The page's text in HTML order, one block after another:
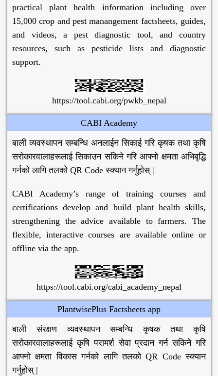
practical plant health information including over
15,000 crop and pest manangement factsheets, guides,
and videos, a pest diagnostic tool, and country
resources, such as pesticide lists and diagnostic
support.
https://tool.cabi.org/pwkb_nepal
CABI Academy
बाली व्यवस्थापन सम्बन्धि अनलाईन सिकाई गरि कृषक तथा कृषि
सरोकारवालाहरूलाई सिकाउन सकिने गरि आफ्नो क्षमता अभिबृद्धि
गर्नको लागि तलको QR Code स्क्यान गर्नुहोस् |
CABI Academy’s range of training courses and
certifications develop and build plant health skills,
strengthening the advice available to farmers. The
flexible, interactive courses are available online or
offline via the app.
https://tool.cabi.org/cabi_academy_nepal
PlantwisePlus Factsheets app
बाली संरक्षण व्यवस्थापन सम्बन्धि कृषक तथा कृषि
सरोकारवालाहरूलाई कृषि परामर्श सेवा प्रदान गर्न सकिने गरि
आफ्नो क्षमता विकास गर्नको लागि तलको QR Code स्क्यान
गर्नुहोस् |